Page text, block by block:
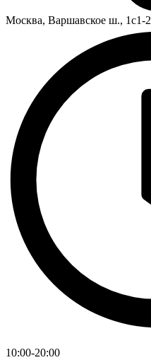
Москва, Варшавское ш., 1с1-2
10:00-20:00